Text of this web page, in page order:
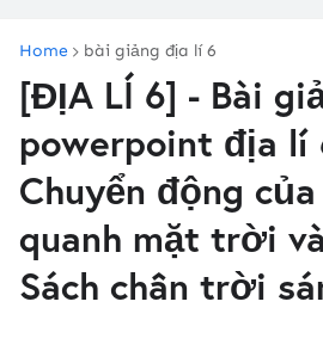
Home bài giảng địa lí 6
[ĐỊA LÍ 6] - Bài
powerpoint địa lí
Chuyển động
quanh mặt trời
Sách chân trời